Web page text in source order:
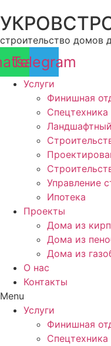
к
строительство домов
Telegram
Услуги
Финишная
Спецтехника
Управление
Ипотека
Проекты
Дома из
Дома из
Дома из
О нас
Контакты
Menu
Услуги
Финишная
Спецтехника